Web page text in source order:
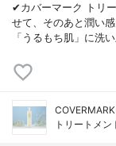
✔︎カバーマーク トリ
せて、そのあと潤い
「うるもち肌」に洗
トリートメ